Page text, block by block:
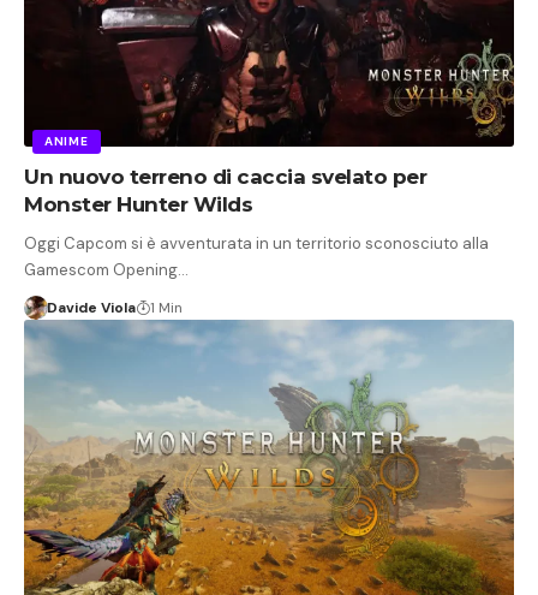
ANIME
Un nuovo terreno di caccia svelato per
Monster Hunter Wilds
Oggi Capcom si è avventurata in un territorio sconosciuto alla
Gamescom Opening…
Davide Viola 1 Min